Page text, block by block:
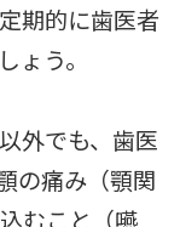
定期的に歯医者
ょう。
外でも、 歯医
の痛み（顎関
むこと（嚥